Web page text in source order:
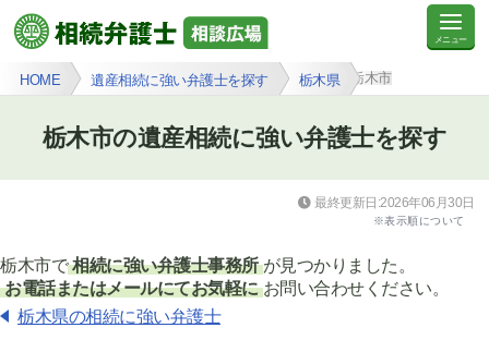
HOME 遺産相続に強い弁護士を探す 栃木県 栃木市
栃木市の遺産相続に強い弁護士を探す
最終更新日:2026年06月30日
※表示順について
栃木市で 相続に強い弁護士事務所 が見つかりました。
お電話またはメールにてお気軽に お問い合わせください。
栃木県の相続に強い弁護士